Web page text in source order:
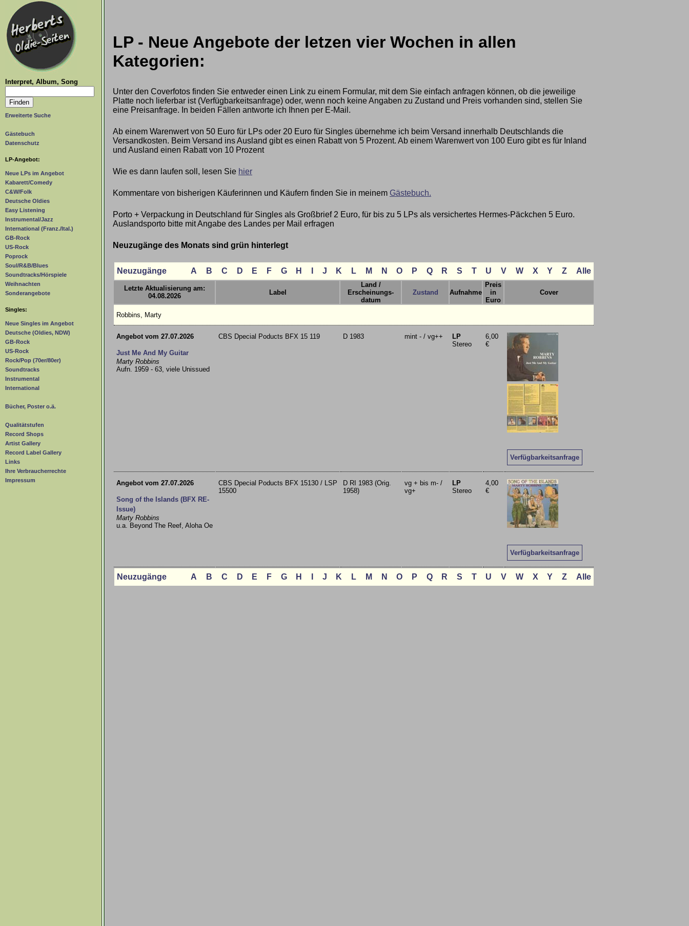
Interpret, Album, Song
Erweiterte Suche
Gästebuch
Datenschutz
LP-Angebot:
Neue LPs im Angebot
Kabarett/Comedy
C&W/Folk
Deutsche Oldies
Easy Listening
Instrumental/Jazz
International (Franz./Ital.)
GB-Rock
US-Rock
Poprock
Soul/R&B/Blues
Soundtracks/Hörspiele
Weihnachten
Sonderangebote
Singles:
Neue Singles im Angebot
Deutsche (Oldies, NDW)
GB-Rock
US-Rock
Rock/Pop (70er/80er)
Soundtracks
Instrumental
International
Bücher, Poster o.ä.
Qualitätstufen
Record Shops
Artist Gallery
Record Label Gallery
Links
Ihre Verbraucherrechte
Impressum
LP - Neue Angebote der letzen vier Wochen in allen
Kategorien:
Unter den Coverfotos finden Sie entweder einen Link zu einem Formular, mit dem Sie einfach anfragen können, ob die jeweilige
Platte noch lieferbar ist (Verfügbarkeitsanfrage) oder, wenn noch keine Angaben zu Zustand und Preis vorhanden sind, stellen Sie
eine Preisanfrage. In beiden Fällen antworte ich Ihnen per E-Mail.
Ab einem Warenwert von 50 Euro für LPs oder 20 Euro für Singles übernehme ich beim Versand innerhalb Deutschlands die
Versandkosten. Beim Versand ins Ausland gibt es einen Rabatt von 5 Prozent. Ab einem Warenwert von 100 Euro gibt es für Inland
und Ausland einen Rabatt von 10 Prozent
Wie es dann laufen soll, lesen Sie hier
Kommentare von bisherigen Käuferinnen und Käufern finden Sie in meinem Gästebuch.
Porto + Verpackung in Deutschland für Singles als Großbrief 2 Euro, für bis zu 5 LPs als versichertes Hermes-Päckchen 5 Euro.
Auslandsporto bitte mit Angabe des Landes per Mail erfragen
Neuzugänge des Monats sind grün hinterlegt
Neuzugänge A B C D E F G H J K L M N O P Q R S T U V W X Y Z Alle
Letzte Aktualisierung am:
04.08.2026
Label
Land /
Erscheinungs-
datum
Zustand Aufnahme
Preis
in
Euro
Cover
Robbins, Marty
Angebot vom 27.07.2026
Just Me And My Guitar
Marty Robbins
Aufn. 1959 - 63, viele Unissued
CBS Dpecial Poducts BFX 15 119 D 1983 mint - / vg++
LP
Stereo
6,00
€
Verfügbarkeitsanfrage
Angebot vom 27.07.2026
Song of the Islands (BFX RE-
Issue)
Marty Robbins
u.a. Beyond The Reef, Aloha Oe
CBS Dpecial Poducts BFX 15130 / LSP
15500
D RI 1983 (Orig.
1958)
vg + bis m- /
vg+
LP
Stereo
4,00
€
Verfügbarkeitsanfrage
Neuzugänge A B C D E F G H J K L M N O P Q R S T U V W X Y Z Alle